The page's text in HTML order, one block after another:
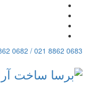
0682 / 021 8862 0683